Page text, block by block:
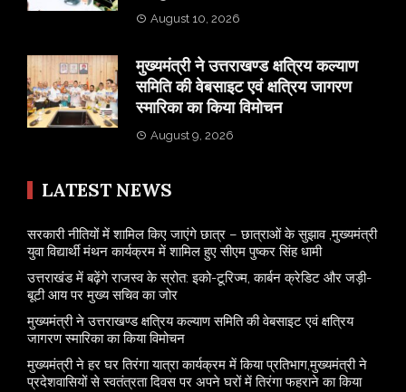
August 10, 2026
मुख्यमंत्री ने उत्तराखण्ड क्षत्रिय कल्याण
समिति की वेबसाइट एवं क्षत्रिय जागरण
स्मारिका का किया विमोचन
August 9, 2026
LATEST NEWS
सरकारी नीतियों में शामिल किए जाएंगे छात्र – छात्राओं के सुझाव ,मुख्यमंत्री
युवा विद्यार्थी मंथन कार्यक्रम में शामिल हुए सीएम पुष्कर सिंह धामी
उत्तराखंड में बढ़ेंगे राजस्व के स्रोत: इको-टूरिज्म, कार्बन क्रेडिट और जड़ी-
बूटी आय पर मुख्य सचिव का जोर
मुख्यमंत्री ने उत्तराखण्ड क्षत्रिय कल्याण समिति की वेबसाइट एवं क्षत्रिय
जागरण स्मारिका का किया विमोचन
मुख्यमंत्री ने हर घर तिरंगा यात्रा कार्यक्रम में किया प्रतिभाग,मुख्यमंत्री ने
प्रदेशवासियों से स्वतंत्रता दिवस पर अपने घरों में तिरंगा फहराने का किया